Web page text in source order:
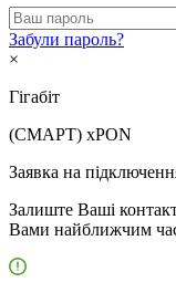
Забули пароль?
×
Гігабіт
(СМАРТ) xPON
Заявка на
Залиште Ваші
Вами найближчим